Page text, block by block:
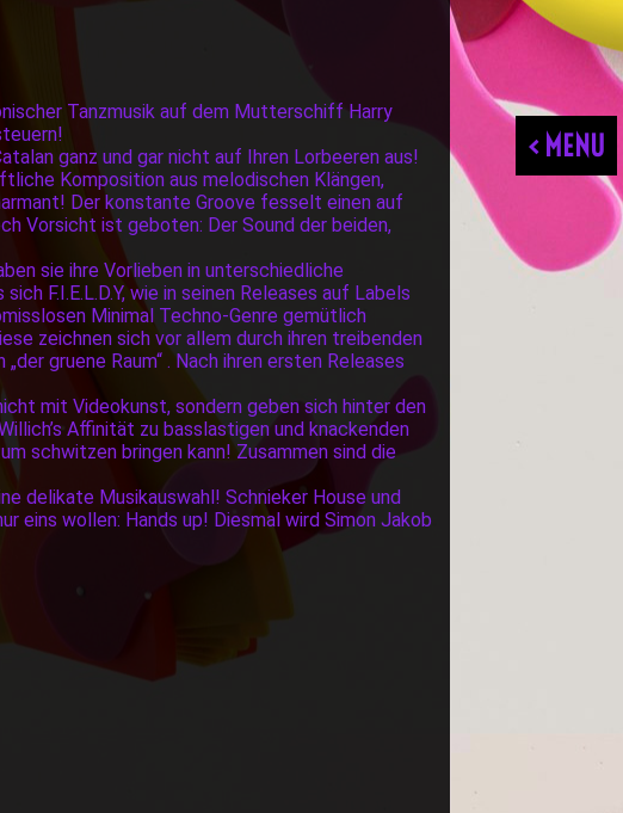
< MENU
Tanzmusik auf dem Mutterschiff Harry
ganz und gar nicht auf Ihren Lorbeeren aus!
Komposition aus melodischen Klängen,
Der konstante Groove fesselt einen auf
Vorsicht ist geboten: Der Sound der beiden,
sie ihre Vorlieben in unterschiedliche
F.I.E.L.D.Y, wie in seinen Releases auf Labels
Minimal Techno-Genre gemütlich
zeichnen sich vor allem durch ihren treibenden
gruene Raum“ . Nach ihren ersten Releases
mit Videokunst, sondern geben sich hinter den
Affinität zu basslastigen und knackenden
schwitzen bringen kann! Zusammen sind die
delikate Musikauswahl! Schnieker House und
eins wollen: Hands up! Diesmal wird Simon Jakob